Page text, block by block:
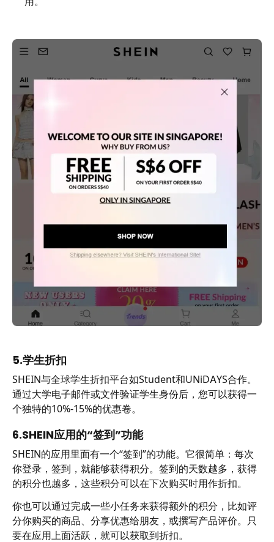
5.学生折扣
SHEIN与全球学生折扣平台如Student和UNiDAYS合作。
通过大学电子邮件或文件验证学生身份后，您可以获得一
个独特的10%-15%的优惠卷。
6.SHEIN应用的“签到”功能
SHEIN的应用里面有一个“签到”的功能。它很简单：每次
你登录，签到，就能够获得积分。签到的天数越多，获得
的积分也越多，这些积分可以在下次购买时用作折扣。
你也可以通过完成一些小任务来获得额外的积分，比如评
分你购买的商品、分享优惠给朋友，或撰写产品评价。只
要在应用上面活跃，就可以获取到折扣。